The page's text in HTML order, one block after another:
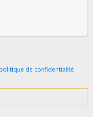
politique de confidentialité